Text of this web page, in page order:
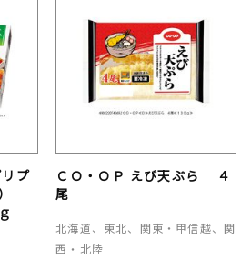
プ
ＣＯ・ＯＰ えび天ぷら ４
尾
北海道、東北、関東・甲信越、関
西・北陸